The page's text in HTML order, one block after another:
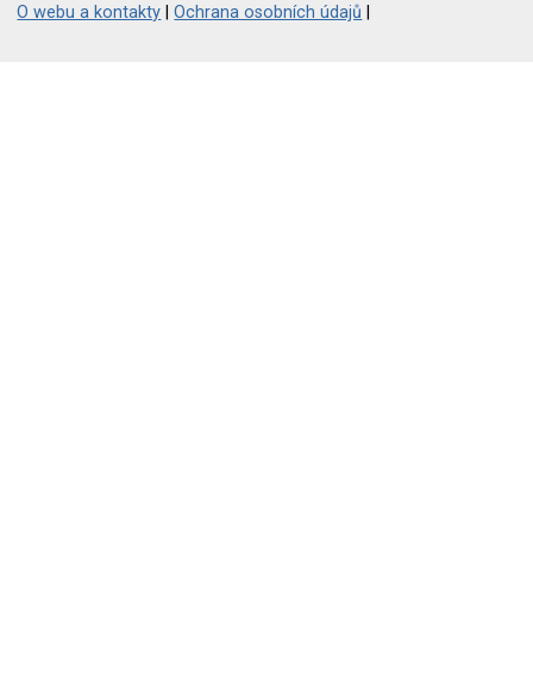
O webu a kontakty |Ochrana osobních údajů